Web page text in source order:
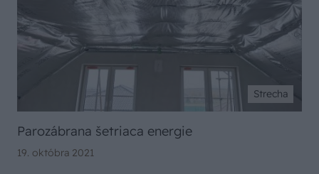
Strecha
Parozábrana šetriaca energie
19. októbra 2021